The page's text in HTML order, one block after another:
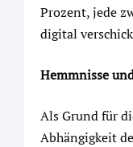
Prozent, jede
digital
Hemmnisse
Als Grund für
Abhängigkeit